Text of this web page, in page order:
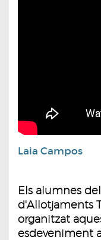
Laia Campos
Els alumnes
d'Allotjaments
organitzat
esdeveniment